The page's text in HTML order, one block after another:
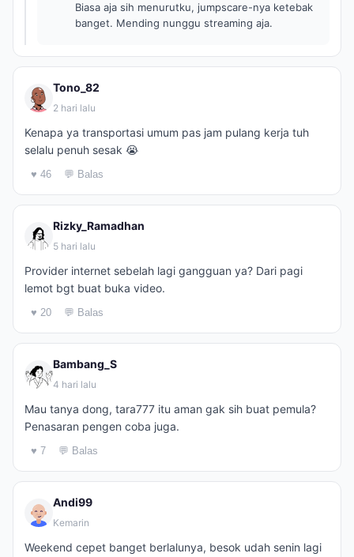
Biasa aja sih menurutku, jumpscare-nya ketebak
banget. Mending nunggu streaming aja.
Tono_82
2 hari lalu
Kenapa ya transportasi umum pas jam pulang kerja tuh
selalu penuh sesak 😭
♥ 46 💬 Balas
Rizky_Ramadhan
5 hari lalu
Provider internet sebelah lagi gangguan ya? Dari pagi
lemot bgt buat buka video.
♥ 20 💬 Balas
Bambang_S
4 hari lalu
Mau tanya dong, tara777 itu aman gak sih buat pemula?
Penasaran pengen coba juga.
♥ 7 💬 Balas
Andi99
Kemarin
Weekend cepet banget berlalunya, besok udah senin lagi